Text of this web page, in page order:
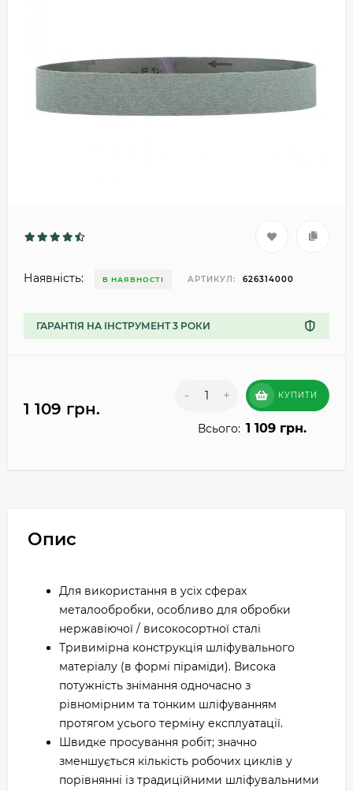
Наявність: В НАЯВНОСТІ АРТИКУЛ: 626314000
ГАРАНТІЯ НА ІНСТРУМЕНТ 3 РОКИ
1 109 грн.
- + КУПИТИ
Всього: 1 109 грн.
Опис
Для використання в усіх сферах
металообробки, особливо для обробки
нержавіючої / високосортної сталі
Тривимірна конструкція шліфувального
матеріалу (в формі піраміди). Висока
потужність знімання одночасно з
рівномірним та тонким шліфуванням
протягом усього терміну експлуатації.
Швидке просування робіт; значно
зменшується кількість робочих циклів у
порівнянні із традиційними шліфувальними